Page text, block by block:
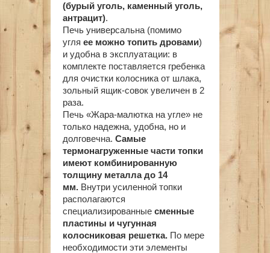
(бурый уголь, каменный уголь,
антрацит).
Печь универсальна (помимо
угля ее можно топить дровами)
и удобна в эксплуатации: в
комплекте поставляется гребенка
для очистки колосника от шлака,
зольный ящик-совок увеличен в 2
раза.
Печь «Жара-малютка на угле» не
только надежна, удобна, но и
долговечна. Самые
термонагруженные части топки
имеют комбинированную
толщину металла до 14
мм. Внутри усиленной топки
располагаются
специализированные сменные
пластины и чугунная
колосниковая решетка. По мере
необходимости эти элементы